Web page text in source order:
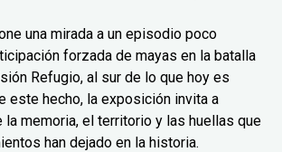
una mirada a un episodio poco
forzada de mayas en la batalla
Refugio, al sur de lo que hoy es
este hecho, la exposición invita a
la memoria, el territorio y las huellas que
han dejado en la historia.